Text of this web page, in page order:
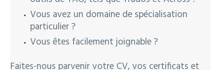
Vous avez un domaine de spécialisation
particulier ?
Vous êtes facilement joignable ?
Faites-nous parvenir votre CV, vos certificats et